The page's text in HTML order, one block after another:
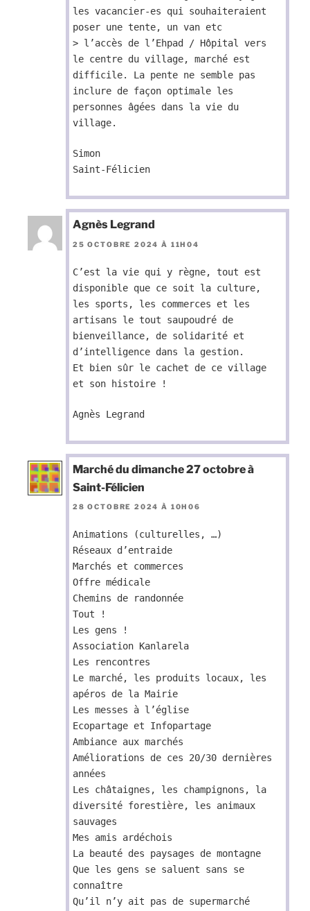
les vacancier-es qui souhaiteraient
poser une tente, un van etc
> l’accès de l’Ehpad / Hôpital vers
le centre du village, marché est
difficile. La pente ne semble pas
inclure de façon optimale les
personnes âgées dans la vie du
village.
Simon
Saint-Félicien
Agnès Legrand
25 OCTOBRE 2024 À 11H04
C’est la vie qui y règne, tout est
disponible que ce soit la culture,
les sports, les commerces et les
artisans le tout saupoudré de
bienveillance, de solidarité et
d’intelligence dans la gestion.
Et bien sûr le cachet de ce village
et son histoire !
Agnès Legrand
Marché du dimanche 27 octobre à
Saint-Félicien
28 OCTOBRE 2024 À 10H06
Animations (culturelles, …)
Réseaux d’entraide
Marchés et commerces
Offre médicale
Chemins de randonnée
Tout !
Les gens !
Association Kanlarela
Les rencontres
Le marché, les produits locaux, les
apéros de la Mairie
Les messes à l’église
Ecopartage et Infopartage
Ambiance aux marchés
Améliorations de ces 20/30 dernières
années
Les châtaignes, les champignons, la
diversité forestière, les animaux
sauvages
Mes amis ardéchois
La beauté des paysages de montagne
Que les gens se saluent sans se
connaître
Qu’il n’y ait pas de supermarché